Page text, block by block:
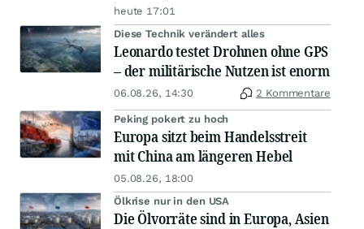
heute 17:01
Diese Technik verändert alles
Leonardo testet Drohnen ohne GPS
– der militärische Nutzen ist enorm
06.08.26, 14:30 2 Kommentare
Peking pokert zu hoch
Europa sitzt beim Handelsstreit
mit China am längeren Hebel
05.08.26, 18:00
Ölkrise nur in den USA
Die Ölvorräte sind in Europa, Asien